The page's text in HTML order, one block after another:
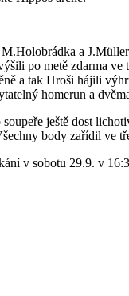
a
po metě zdarma
a tak Hroši hájili
homerun a
ještě dost
body zařídil ve
v sobotu 29.9. v